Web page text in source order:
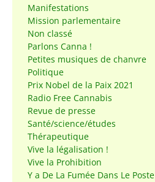
Manifestations
Mission parlementaire
Non classé
Parlons Canna !
Petites musiques de chanvre
Politique
Prix Nobel de la Paix 2021
Radio Free Cannabis
Revue de presse
Santé/science/études
Thérapeutique
Vive la légalisation !
Vive la Prohibition
Y a De La Fumée Dans Le Poste